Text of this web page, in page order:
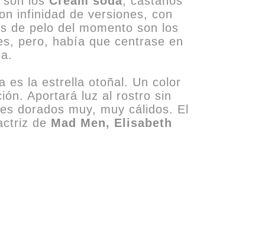
infinidad de versiones, con
de pelo del momento son los
pero, había que centrase en
es la estrella otoñal. Un color
Aportará luz al rostro sin
dorados muy, muy cálidos. El
de Mad Men, Elisabeth